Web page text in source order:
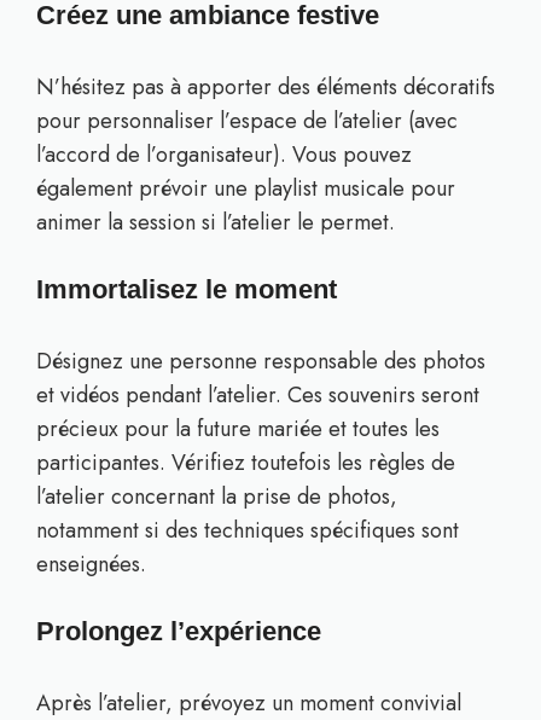
Créez une ambiance festive
N’hésitez pas à apporter des éléments décoratifs
pour personnaliser l’espace de l’atelier (avec
l’accord de l’organisateur). Vous pouvez
également prévoir une playlist musicale pour
animer la session si l’atelier le permet.
Immortalisez le moment
Désignez une personne responsable des photos
et vidéos pendant l’atelier. Ces souvenirs seront
précieux pour la future mariée et toutes les
participantes. Vérifiez toutefois les règles de
l’atelier concernant la prise de photos,
notamment si des techniques spécifiques sont
enseignées.
Prolongez l’expérience
Après l’atelier, prévoyez un moment convivial